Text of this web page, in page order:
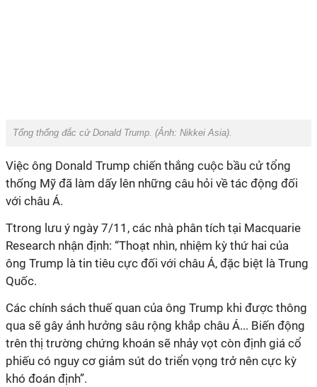
Tổng thống đắc cử Donald Trump. (Ảnh: Nikkei Asia).
Việc ông Donald Trump chiến thắng cuộc bầu cử tổng
thống Mỹ đã làm dấy lên những câu hỏi về tác động đối
với châu Á.
Ttrong lưu ý ngày 7/11, các nhà phân tích tại Macquarie
Research nhận định: “Thoạt nhìn, nhiệm kỳ thứ hai của
ông Trump là tin tiêu cực đối với châu Á, đặc biệt là Trung
Quốc.
Các chính sách thuế quan của ông Trump khi được thông
qua sẽ gây ảnh hưởng sâu rộng khắp châu Á... Biến động
trên thị trường chứng khoán sẽ nhảy vọt còn định giá cổ
phiếu có nguy cơ giảm sút do triển vọng trở nên cực kỳ
khó đoán định”.